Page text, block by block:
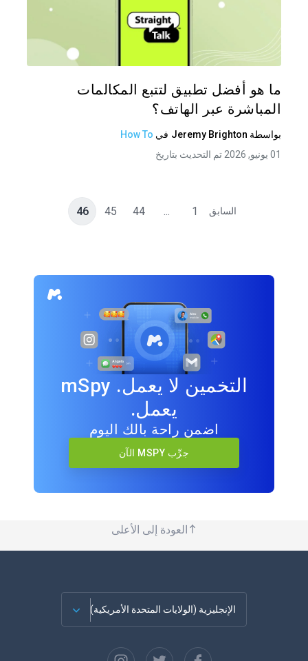
شارك
ما هو أفضل تطبيق لتتبع المكالمات
المباشرة عبر الهاتف؟
بواسطة Jeremy Brighton في How To
01 يونيو, 2026 تم التحديث بتاريخ
السابق 1
...
44
45
46
التخمين لا يعمل. mSpy
يعمل.
اضمن راحة بالك اليوم
جرِّب MSPY الآن
العودة إلى الأعلى
الإنجليزية (الولايات المتحدة الأمريكية)